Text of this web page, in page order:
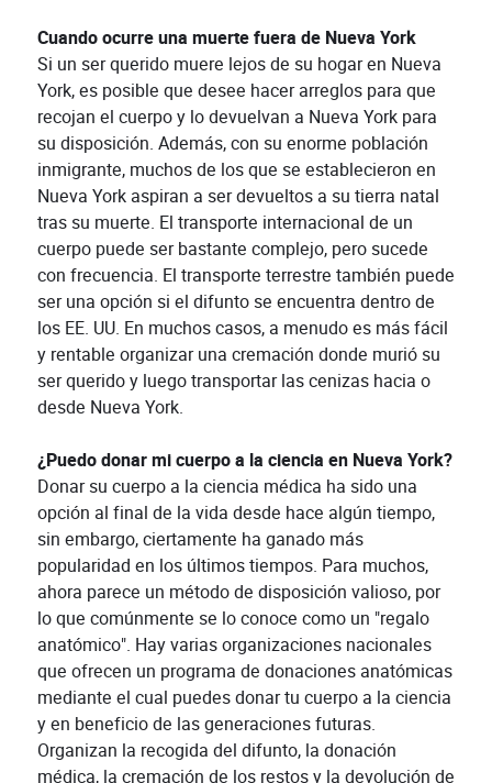
Cuando ocurre una muerte fuera de Nueva York
Si un ser querido muere lejos de su hogar en Nueva
York, es posible que desee hacer arreglos para que
recojan el cuerpo y lo devuelvan a Nueva York para
su disposición. Además, con su enorme población
inmigrante, muchos de los que se establecieron en
Nueva York aspiran a ser devueltos a su tierra natal
tras su muerte. El transporte internacional de un
cuerpo puede ser bastante complejo, pero sucede
con frecuencia. El transporte terrestre también puede
ser una opción si el difunto se encuentra dentro de
los EE. UU. En muchos casos, a menudo es más fácil
y rentable organizar una cremación donde murió su
ser querido y luego transportar las cenizas hacia o
desde Nueva York.
¿Puedo donar mi cuerpo a la ciencia en Nueva York?
Donar su cuerpo a la ciencia médica ha sido una
opción al final de la vida desde hace algún tiempo,
sin embargo, ciertamente ha ganado más
popularidad en los últimos tiempos. Para muchos,
ahora parece un método de disposición valioso, por
lo que comúnmente se lo conoce como un "regalo
anatómico". Hay varias organizaciones nacionales
que ofrecen un programa de donaciones anatómicas
mediante el cual puedes donar tu cuerpo a la ciencia
y en beneficio de las generaciones futuras.
Organizan la recogida del difunto, la donación
médica, la cremación de los restos y la devolución de